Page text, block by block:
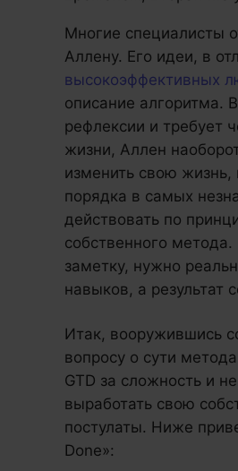
Многие специалисты
Аллену. Его идеи, в
высокоэффективных
описание алгоритма.
рефлексии и требует
жизни, Аллен
изменить свою жизнь,
порядка в самых
действовать по
собственного
заметку, нужно
навыков, а результат
Итак, вооружившись
вопросу о сути
GTD за сложность и
выработать свою
постулаты. Ниже
Done»: